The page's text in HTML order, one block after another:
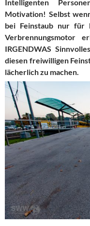
Intelligenten
Motivation! Selbst
bei Feinstaub nur für
Verbrennungsmotor
IRGENDWAS
diesen freiwilligen
lächerlich zu machen.